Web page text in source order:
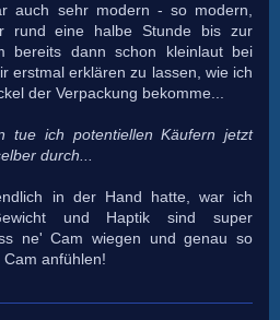
auch sehr modern - so modern,
rund eine halbe Stunde bis zur
bereits dann schon kleinlaut bei
erstmal erklären zu lassen, wie ich
der Verpackung bekomme...
tue ich potentiellen Käufern jetzt
durch...
in der Hand hatte, war ich
und Haptik sind super
ne' Cam wiegen und genau so
anfühlen!